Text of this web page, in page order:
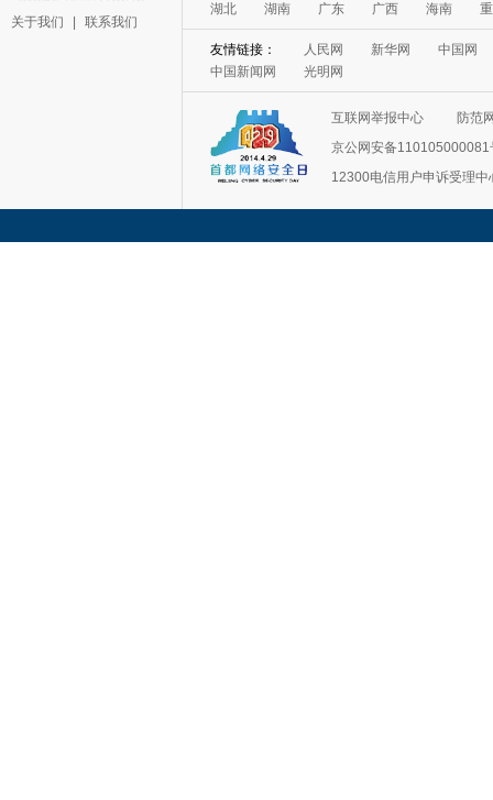
关于我们 联系我们
湖北
湖南 广东 广西 海南
友情链接： 人民网 新华网
中国网
中国新闻网
光明网
互联网举报中心
防范
京公网安备110105000081
12300电信用户申诉受理中